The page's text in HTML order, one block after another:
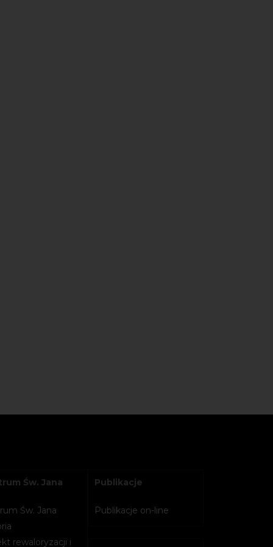
Św. Jana
Św. Jana
rewaloryzacji i
Publikacje
Publikacje on-line